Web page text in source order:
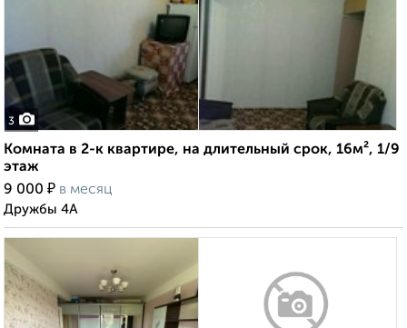
3
Комната в 2-к квартире, на длительный срок, 16м², 1/9
этаж
9 000 ₽ в месяц
Дружбы 4А